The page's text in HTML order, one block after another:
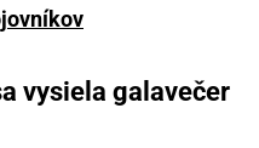
vysiela galavečer